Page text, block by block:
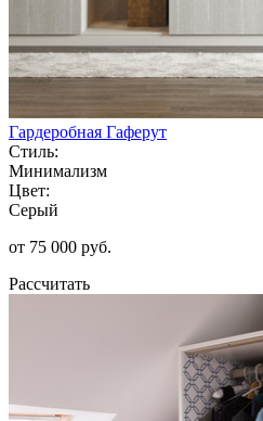
Гардеробная Гаферут
Стиль:
Минимализм
Цвет:
Серый
от 75 000 руб.
Рассчитать